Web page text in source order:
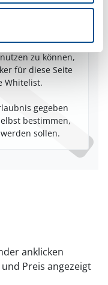
einiger
dieser Seite
zu können,
für diese Seite
Whitelist.
gegeben
bestimmen,
sollen.
anklicken
Preis angezeigt